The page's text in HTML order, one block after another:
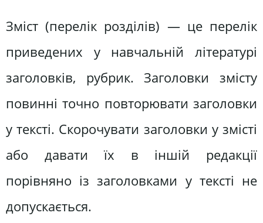
Зміст (перелік розділів) — це перелік
приведених у навчальній літературі
заголовків, рубрик. Заголовки змісту
повинні точно повторювати заголовки
у тексті. Скорочувати заголовки у змісті
або давати їх в іншій редакції
порівняно із заголовками у тексті не
допускається.